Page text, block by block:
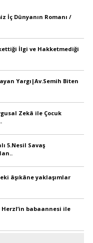
İç Dünyanın Romanı /
İlgi ve Hakketmediği
Yargı|Av.Semih Biten
Zekâ ile Çocuk
5.Nesil Savaş
âşıkâne yaklaşımlar
Herzl’in babaannesi ile